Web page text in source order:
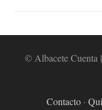
© Albacete Cuenta
Contacto·